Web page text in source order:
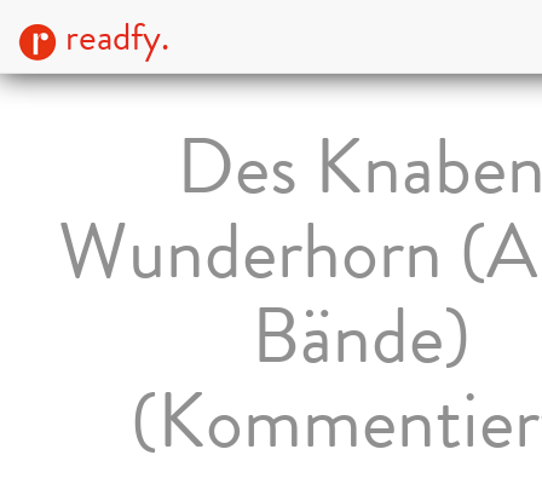
readfy.
Des
Wunderhorn
Bände)